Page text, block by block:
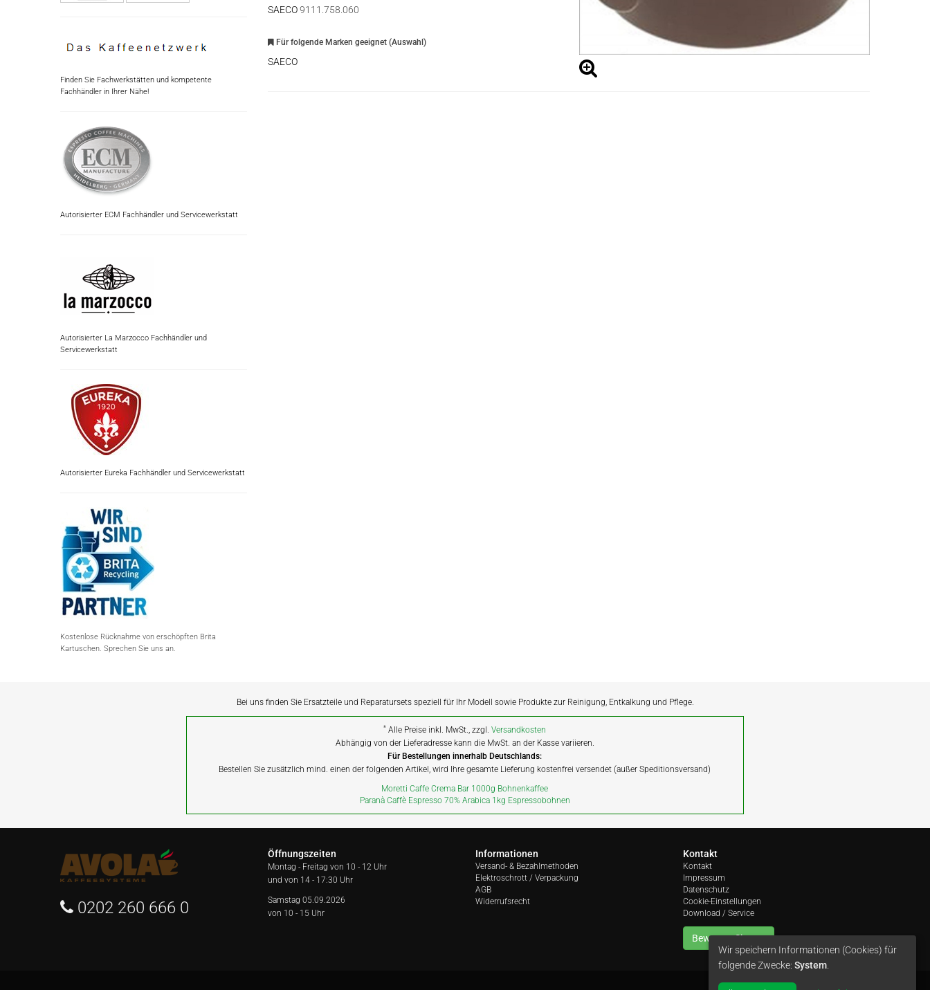
Finden Sie Fachwerkstätten und kompetente
Fachhändler in Ihrer Nähe!
Autorisierter ECM Fachhändler und Servicewerkstatt
Autorisierter La Marzocco Fachhändler und
Servicewerkstatt
Autorisierter Eureka Fachhändler und Servicewerkstatt
Kostenlose Rücknahme von erschöpften Brita
Kartuschen. Sprechen Sie uns an.
SAECO9111.758.060
Für folgende Marken geeignet (Auswahl)
SAECO
Bei uns finden Sie Ersatzteile und Reparatursets speziell für Ihr Modell sowie Produkte zur Reinigung, Entkalkung und Pflege.
* Alle Preise inkl. MwSt., zzgl.Versandkosten
Abhängig von der Lieferadresse kann die MwSt. an der Kasse variieren.
Für Bestellungen innerhalb Deutschlands:
Bestellen Sie zusätzlich mind. einen der folgenden Artikel, wird Ihre gesamte Lieferung kostenfrei versendet (außer Speditionsversand)
Moretti Caffe Crema Bar 1000g Bohnenkaffee
Paranà Caffè Espresso 70% Arabica 1kg Espressobohnen
0202 260 666 0
Öffnungszeiten
Montag - Freitag von 10 - 12 Uhr
und von 14 - 17:30 Uhr
Samstag 05.09.2026
von 10 - 15 Uhr
Informationen
Versand- & Bezahlmethoden
Elektroschrott / Verpackung
AGB
Widerrufsrecht
Kontakt
Kontakt
Impressum
Datenschutz
Cookie-Einstellungen
Download / Service
Bewerten Sie uns
Wir speichern Informationen (Cookies) für
folgende Zwecke: System